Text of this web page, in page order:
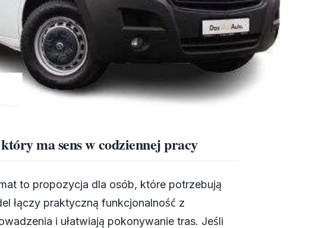
ma sens w codziennej pracy
to propozycja dla osób, które potrzebują
łączy praktyczną funkcjonalność z
i ułatwiają pokonywanie tras. Jeśli